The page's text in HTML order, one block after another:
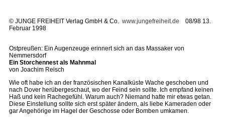
© JUNGE FREIHEIT Verlag GmbH & Co. www.jungefreiheit.de 08/98 13.
Februar 1998
Ostpreußen: Ein Augenzeuge erinnert sich an das Massaker von
Nemmersdorf
Ein Storchennest als Mahnmal
von Joachim Reisch
Wie oft habe ich an der französischen Kanalküste Wache geschoben und
nach Dover herübergeschaut, wo der Feind sein sollte. Ich empfand keinen
Haß und kein Rachegefühl. Warum auch? Niemand hatte mir etwas getan.
Diese Einstellung sollte sich erst später ändern, als liebe Kameraden oder
gar Angehörige im Hagel der Geschosse oder Bomben umkamen.